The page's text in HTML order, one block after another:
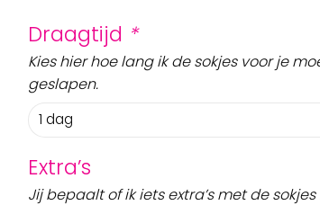
Draagtijd *
Kies hier hoe lang ik de sokjes voor je
geslapen.
Extra’s
Jij bepaalt of ik iets extra’s met de